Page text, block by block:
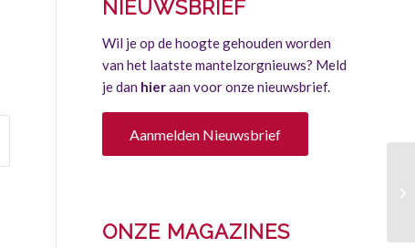
NIEUWSBRIEF
Wil je op de hoogte gehouden worden
van het laatste mantelzorgnieuws? Meld
je dan hieraan voor onze nieuwsbrief.
Aanmelden Nieuwsbrief
ONZE MAGAZINES